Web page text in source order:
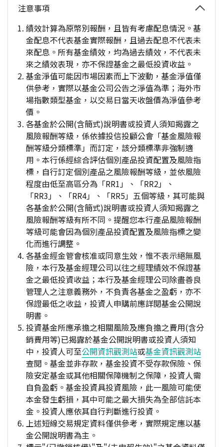
注意事項
績效計算為原幣別報酬，且皆有考慮配息情況。基
金配息不代表基金實際報酬，且過去配息不代表未
來配息。所有基金績效，均為過去績效，不代表未
來之績效表現，亦不保證基金之最低投資收益。
基金淨值可能因市場因素而上下波動，基金淨值僅
供參考，實際以基金公司公告之淨值為準；海外市
場指數類型基金，以交易日當天收盤價為淨值參考
價。
各基金於公開(含簡式)說明書或投資人須知揭露之
風險報酬等級，係依據投信投顧公會「基金風險報
酬等級分類標準」而訂定，該分類標準非強制適
用。本行係經綜合評估個別產品投資配置及風險指
標，自行訂定個別產品之風險報酬等級，並依風險
程度由低至高區分為「RR1」、「RR2」、
「RR3」、「RR4」、「RR5」五個等級，其可能與
各基金於公開(含簡式)說明書或投資人須知揭露之
風險報酬等級有所不同。提醒您本行產品風險報酬
等級可能會因為個別產品投資配置及風險指標之變
化而進行調整。
各基金經金管會核准或同意生效，惟不表示絕無風
險，本行及基金經理公司以往之經理績效不保證基
金之最低投資收益；本行及基金經理公司除盡善良
管理人之注意義務外，不負責各基金之盈虧，亦不
保證最低之收益，投資人申購前應詳閱基金公開說
明書。
投資基金所應承擔之相關風險及應負擔之費用(含分
銷費用等)已揭露於基金公開說明書或投資人須知
中，投資人可至公開資訊觀測站或基金資訊觀測站
查閱。基金並非存款，基金投資不受存款保險、保
險安定基金或其他相關保障機制之保障，投資人需
自負盈虧。基金投資具投資風險，此一風險可能使
本金發生虧損，其中可能之最大損失為全部信託本
金。投資人應依其自行判斷進行投資。
上述短線交易規定資料僅供參考，實際規定應以基
金公開說明書為主。